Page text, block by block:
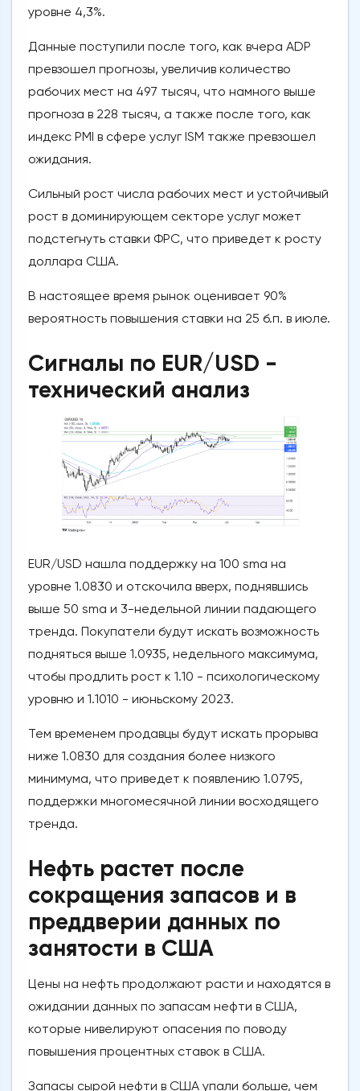
уровне 4,3%.
Данные поступили после того, как вчера ADP
превзошел прогнозы, увеличив количество
рабочих мест на 497 тысяч, что намного выше
прогноза в 228 тысяч, а также после того, как
индекс PMI в сфере услуг ISM также превзошел
ожидания.
Сильный рост числа рабочих мест и устойчивый
рост в доминирующем секторе услуг может
подстегнуть ставки ФРС, что приведет к росту
доллара США.
В настоящее время рынок оценивает 90%
вероятность повышения ставки на 25 б.п. в июле.
Сигналы по EUR/USD -
технический анализ
EUR/USD нашла поддержку на 100 sma на
уровне 1.0830 и отскочила вверх, поднявшись
выше 50 sma и 3-недельной линии падающего
тренда. Покупатели будут искать возможность
подняться выше 1.0935, недельного максимума,
чтобы продлить рост к 1.10 - психологическому
уровню и 1.1010 - июньскому 2023.
Тем временем продавцы будут искать прорыва
ниже 1.0830 для создания более низкого
минимума, что приведет к появлению 1.0795,
поддержки многомесячной линии восходящего
тренда.
Нефть растет после
сокращения запасов и в
преддверии данных по
занятости в США
Цены на нефть продолжают расти и находятся в
ожидании данных по запасам нефти в США,
которые нивелируют опасения по поводу
повышения процентных ставок в США.
Запасы сырой нефти в США упали больше, чем